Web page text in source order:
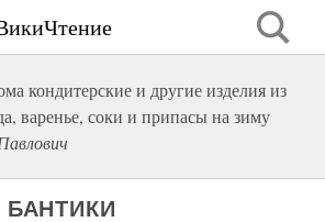
кондитерские и другие изделия из
варенье, соки и припасы на зиму